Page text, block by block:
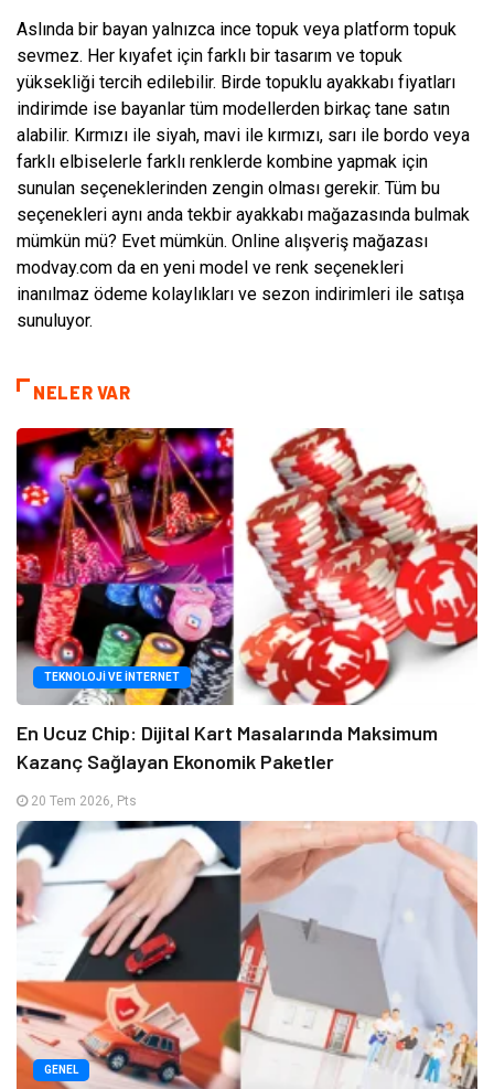
Aslında bir bayan yalnızca ince topuk veya platform topuk
sevmez. Her kıyafet için farklı bir tasarım ve topuk
yüksekliği tercih edilebilir. Birde topuklu ayakkabı fiyatları
indirimde ise bayanlar tüm modellerden birkaç tane satın
alabilir. Kırmızı ile siyah, mavi ile kırmızı, sarı ile bordo veya
farklı elbiselerle farklı renklerde kombine yapmak için
sunulan seçeneklerinden zengin olması gerekir. Tüm bu
seçenekleri aynı anda tekbir ayakkabı mağazasında bulmak
mümkün mü? Evet mümkün. Online alışveriş mağazası
modvay.com da en yeni model ve renk seçenekleri
inanılmaz ödeme kolaylıkları ve sezon indirimleri ile satışa
sunuluyor.
NELER VAR
TEKNOLOJI VE İNTERNET
En Ucuz Chip: Dijital Kart Masalarında Maksimum
Kazanç Sağlayan Ekonomik Paketler
20 Tem 2026, Pts
GENEL